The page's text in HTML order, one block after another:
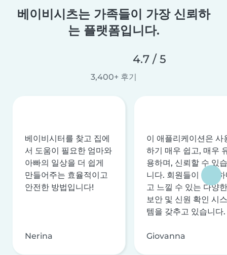
베이비시츠는 가족들이 가장 신뢰하
는 플랫폼입니다.
4.7 / 5
3,400+ 후기
베이비시터를 찾고 집에
서 도움이 필요한 엄마와
아빠의 일상을 더 쉽게
만들어주는 효율적이고
안전한 방법입니다!
Nerina
이 애플리케이션은 사
하기 매우 쉽고, 매우
용하며, 신뢰할 수 있습
니다. 회원들이 안전
고 느낄 수 있는 다양한
보안 및 신원 확인 시스
템을 갖추고 있습니다.
Giovanna